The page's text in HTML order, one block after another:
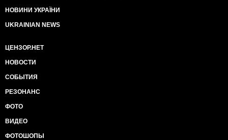
НОВИНИ УКРАЇНИ
UKRAINIAN NEWS
ЦЕНЗОР.НЕТ
НОВОСТИ
СОБЫТИЯ
РЕЗОНАНС
ФОТО
ВИДЕО
ФОТОШОПЫ